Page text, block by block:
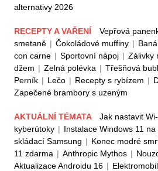
alternativy 2026
RECEPTY A VAŘENÍ Vepřová
smetaně | Čokoládové muffiny |
con carne | Sportovní nápoj | Zálivky
džem | Zelná polévka | Třešňová
Perník | Lečo | Recepty s rybízem |
Zapečené brambory s uzeným
AKTUÁLNÍ TÉMATA Jak nastavit
kyberútoky | Instalace Windows 11
skládací Samsung | Konec modré
11 zdarma | Anthropic Mythos |
Aktualizace Androidu 16 |